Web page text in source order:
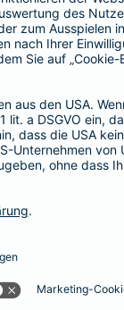
Versicherungen